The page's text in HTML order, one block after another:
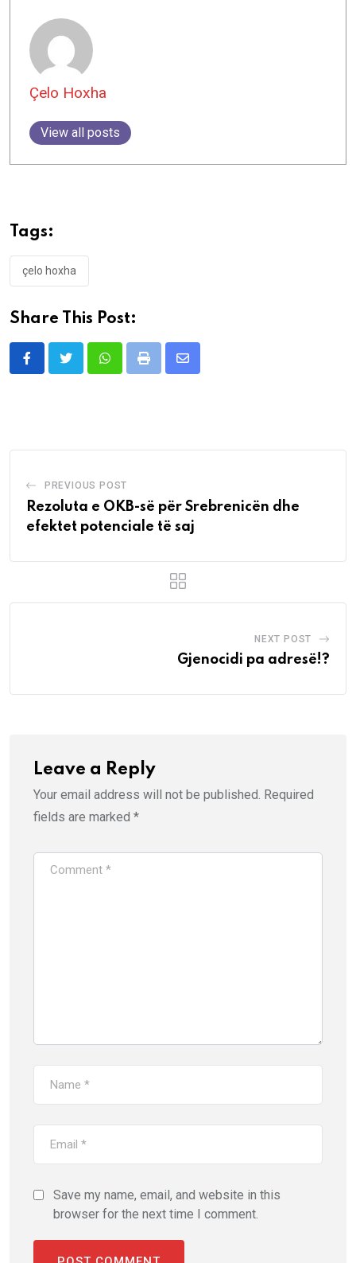
Çelo Hoxha
View all posts
Tags:
çelo hoxha
Share This Post:
WhatsappPrint
Share
PREVIOUS POST
Rezoluta e OKB-së për Srebrenicën dhe
efektet potenciale të saj
NEXT POST
Gjenocidi pa adresë!?
Leave a Reply
Your email address will not be published. Required
fields are marked *
Save my name, email, and website in this
browser for the next time I comment.